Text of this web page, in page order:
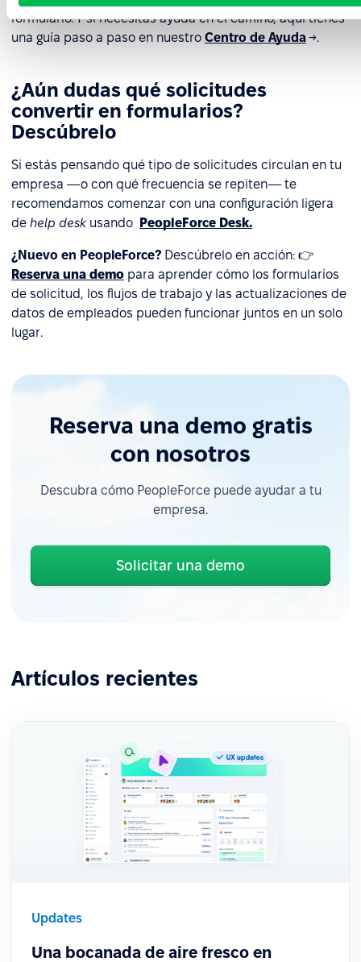
formulario. Y si necesitas ayuda en el camino, aquí tienes
una guía paso a paso en nuestro Centro de Ayuda →.
¿Aún dudas qué solicitudes
convertir en formularios?
Descúbrelo
Si estás pensando qué tipo de solicitudes circulan en tu
empresa —o con qué frecuencia se repiten— te
recomendamos comenzar con una configuración ligera
de help deskusando PeopleForce Desk.
¿Nuevo en PeopleForce? Descúbrelo en acción: 👉
Reserva una demo para aprender cómo los formularios
de solicitud, los flujos de trabajo y las actualizaciones de
datos de empleados pueden funcionar juntos en un solo
lugar.
Reserva una demo gratis
con nosotros
Descubra cómo PeopleForce puede ayudar a tu
empresa.
Solicitar una demo
Artículos recientes
Updates
Una bocanada de aire fresco en